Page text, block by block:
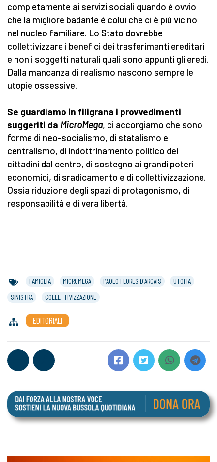
completamente ai servizi sociali quando è ovvio
che la migliore badante è colui che ci è più vicino
nel nucleo familiare. Lo Stato dovrebbe
collettivizzare i benefici dei trasferimenti ereditari
e non i soggetti naturali quali sono appunti gli eredi.
Dalla mancanza di realismo nascono sempre le
utopie ossessive.
Se guardiamo in filigrana i provvedimenti
suggeriti da MicroMega, ci accorgiamo che sono
forme di neo-socialismo, di statalismo e
centralismo, di indottrinamento politico dei
cittadini dal centro, di sostegno ai grandi poteri
economici, di sradicamento e di collettivizzazione.
Ossia riduzione degli spazi di protagonismo, di
responsabilità e di vera libertà.
FAMIGLIA MICROMEGA PAOLO FLORES D'ARCAIS
UTOPIA
SINISTRA
COLLETTIVIZZAZIONE
EDITORIALI